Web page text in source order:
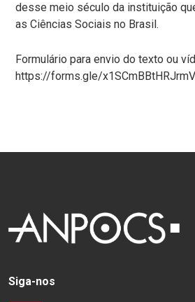
desse meio século da instituição
as Ciências Sociais no Brasil.
Formulário para envio do texto ou
https://forms.gle/
Siga-nos